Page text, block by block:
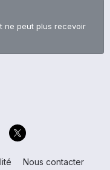
ne peut plus recevoir
Nous contacter